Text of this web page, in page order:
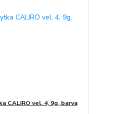
vel. 4, 9g, barva